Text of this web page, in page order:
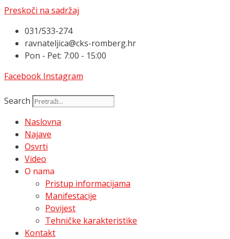
Preskoči na sadržaj
031/533-274
ravnateljica@cks-romberg.hr
Pon - Pet: 7:00 - 15:00
Facebook Instagram
Search
Naslovna
Najave
Osvrti
Video
O nama
Pristup informacijama
Manifestacije
Povijest
Tehničke karakteristike
Kontakt